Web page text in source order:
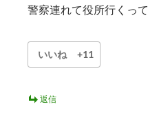
警察連れて役所行くって
いいね +11
返信